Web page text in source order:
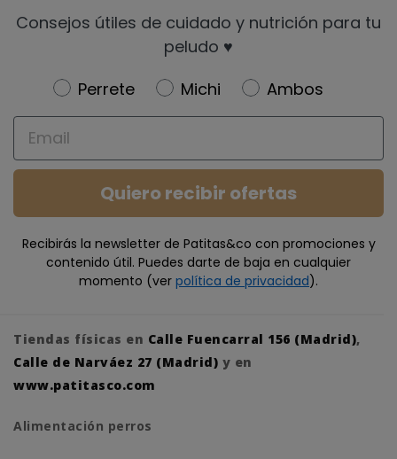
Consejos útiles de cuidado y nutrición para tu
peludo ♥️
Newsletter
Perrete Michi
Ambos
Email
Quiero recibir ofertas
Recibirás la newsletter de Patitas&co con promociones y
contenido útil. Puedes darte de baja en cualquier
momento (ver política de privacidad).
Tiendas físicas en Calle Fuencarral 156 (Madrid),
Calle de Narváez 27 (Madrid) y en
www.patitasco.com
Alimentación perros